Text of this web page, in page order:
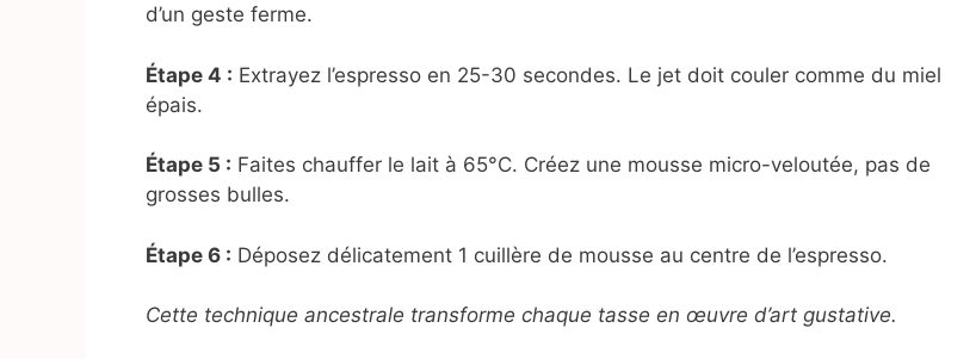
d’un geste ferme.
Étape 4 : Extrayez l’espresso en 25-30 secondes. Le jet doit couler comme du miel
épais.
Étape 5 : Faites chauffer le lait à 65°C. Créez une mousse micro-veloutée, pas de
grosses bulles.
Étape 6 : Déposez délicatement 1 cuillère de mousse au centre de l’espresso.
Cette technique ancestrale transforme chaque tasse en œuvre d’art gustative.